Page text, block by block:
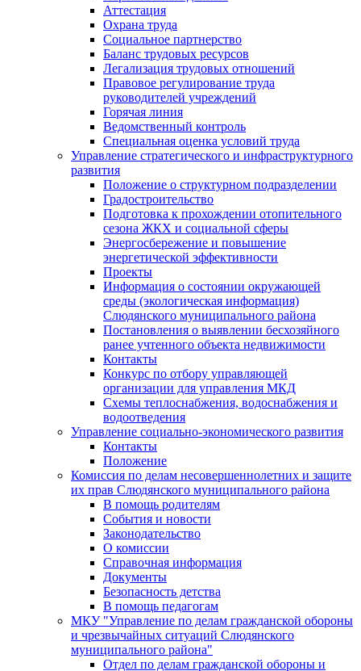
Аттестация
Охрана труда
Социальное партнерство
Баланс трудовых ресурсов
Легализация трудовых отношений
Правовое регулирование труда
руководителей учреждений
Горячая линия
Ведомственный контроль
Специальная оценка условий труда
Управление стратегического и инфраструктурного
развития
Положение о структурном подразделении
Градостроительство
Подготовка к прохождении отопительного
сезона ЖКХ и социальной сферы
Энергосбережение и повышение
энергетической эффективности
Проекты
Информация о состоянии окружающей
среды (экологическая информация)
Слюдянского муниципального района
Постановления о выявлении бесхозяйного
ранее учтенного объекта недвижимости
Контакты
Конкурс по отбору управляющей
организации для управления МКД
Схемы теплоснабжения, водоснабжения и
водоотведения
Управление социально-экономического развития
Контакты
Положение
Комиссия по делам несовершеннолетних и защите
их прав Слюдянского муниципального района
В помощь родителям
События и новости
Законодательство
О комиссии
Справочная информация
Документы
Безопасность детства
В помощь педагогам
МКУ "Управление по делам гражданской обороны
и чрезвычайных ситуаций Слюдянского
муниципального района"
Отдел по делам гражданской обороны и